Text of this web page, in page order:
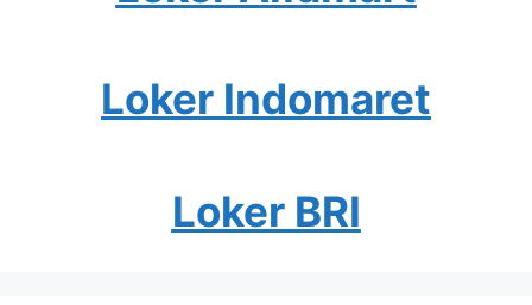
Loker Indomaret
Loker BRI